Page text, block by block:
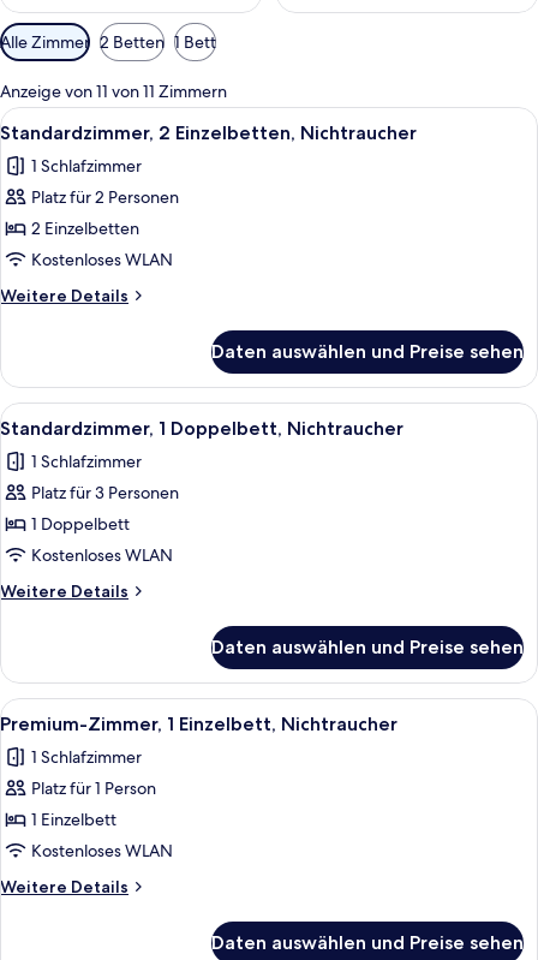
Verfügbare
Filter
für
Zimmer
Alle Zimmer 2 Betten 1 Bett
Anzeige von 11 von 11 Zimmern
Alle
Fotos
für
Standardzimmer,
2 Einzelbetten,
Nichtraucher
anzeigen
Ein Hotelzimmer mit zwei Betten,
5
Standardzimmer, 2 Einzelbetten, Nichtraucher
1 Schlafzimmer
Platz für 2 Personen
2 Einzelbetten
Kostenloses WLAN
Weitere Details
Weitere
2 Einzelbetten,
Nichtraucher
Daten auswählen und Preise sehen
Alle
Fotos
für
Standardzimmer,
1
Doppelbett,
Nichtraucher
anzeigen
Ein Hotelzimmer mit Bett,
4
Standardzimmer, 1 Doppelbett, Nichtraucher
1 Schlafzimmer
Platz für 3 Personen
1 Doppelbett
Kostenloses WLAN
Weitere Details
Weitere
1
Doppelbett,
Nichtraucher
Daten auswählen und Preise sehen
Alle
Fotos
für
Premium-
Zimmer,
1 Einzelbett,
Nichtraucher
anzeigen
Ein Hotelzimmer mit einer
4
Premium-Zimmer, 1 Einzelbett, Nichtraucher
1 Schlafzimmer
Platz für 1 Person
1 Einzelbett
Kostenloses WLAN
Weitere Details
Weitere
Daten auswählen und Preise sehen